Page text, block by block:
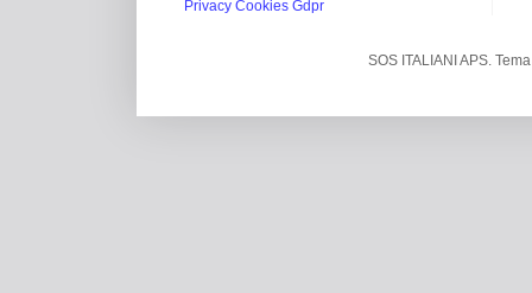
Privacy Cookies Gdpr
SOS ITALIANI APS.